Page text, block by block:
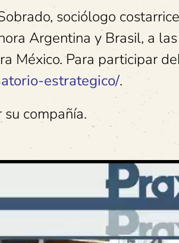
sociólogo
Argentina y Brasil, a
México. Para participar
estrategico/.
compañía.